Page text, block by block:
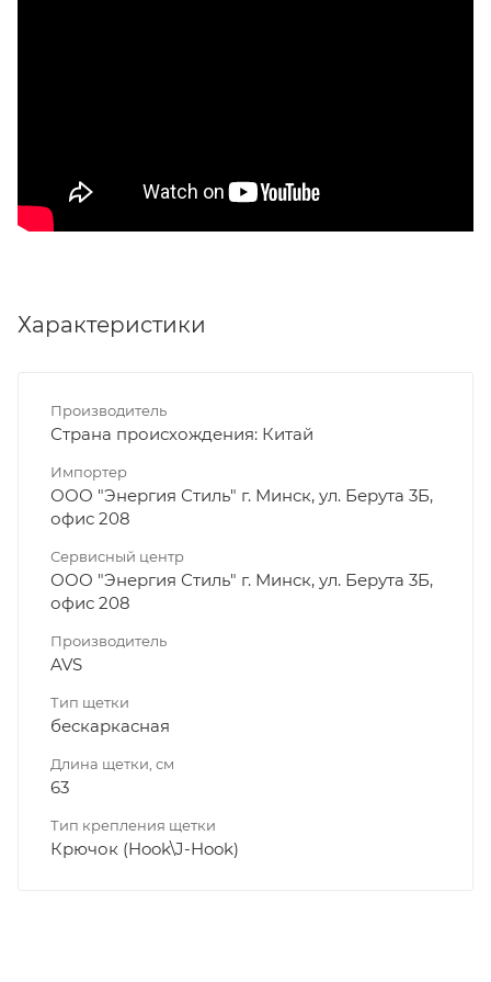
Характеристики
Производитель
Страна происхождения: Китай
Импортер
ООО "Энергия Стиль" г. Минск, ул. Берута 3Б,
офис 208
Сервисный центр
ООО "Энергия Стиль" г. Минск, ул. Берута 3Б,
офис 208
Производитель
AVS
Тип щетки
бескаркасная
Длина щетки, см
63
Тип крепления щетки
Крючок (Hook\J-Hook)